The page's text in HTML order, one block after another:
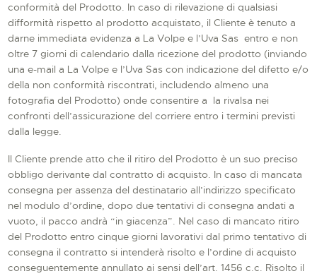
conformità del Prodotto. In caso di rilevazione di qualsiasi
difformità rispetto al prodotto acquistato, il Cliente è tenuto a
darne immediata evidenza a La Volpe e l’Uva Sas entro e non
oltre 7 giorni di calendario dalla ricezione del prodotto (inviando
una e-mail a La Volpe e l’Uva Sas con indicazione del difetto e/o
della non conformità riscontrati, includendo almeno una
fotografia del Prodotto) onde consentire a la rivalsa nei
confronti dell’assicurazione del corriere entro i termini previsti
dalla legge.
Il Cliente prende atto che il ritiro del Prodotto è un suo preciso
obbligo derivante dal contratto di acquisto. In caso di mancata
consegna per assenza del destinatario all’indirizzo specificato
nel modulo d’ordine, dopo due tentativi di consegna andati a
vuoto, il pacco andrà “in giacenza”. Nel caso di mancato ritiro
del Prodotto entro cinque giorni lavorativi dal primo tentativo di
consegna il contratto si intenderà risolto e l’ordine di acquisto
conseguentemente annullato ai sensi dell’art. 1456 c.c. Risolto il